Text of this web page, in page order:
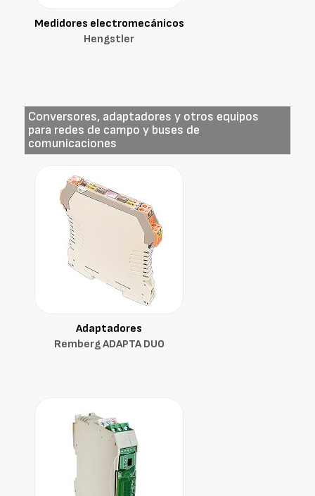
Medidores electromecánicos
Hengstler
Conversores, adaptadores y otros equipos
para redes de campo y buses de
comunicaciones
Adaptadores
Remberg ADAPTA DUO